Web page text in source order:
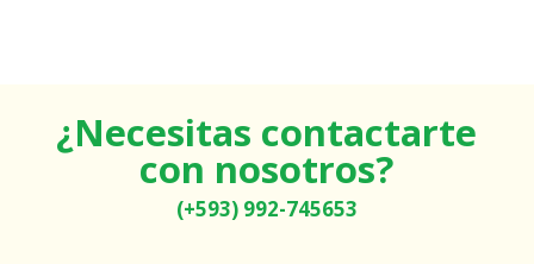
¿Necesitas contactarte
con nosotros?
(+593) 992-745653